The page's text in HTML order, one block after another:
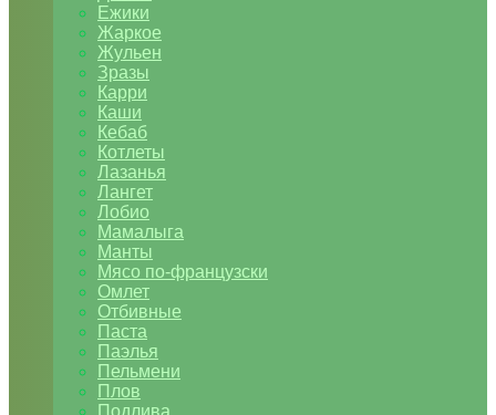
Ежики
Жаркое
Жульен
Зразы
Карри
Каши
Кебаб
Котлеты
Лазанья
Лангет
Лобио
Мамалыга
Манты
Мясо по-французски
Омлет
Отбивные
Паста
Паэлья
Пельмени
Плов
Подлива